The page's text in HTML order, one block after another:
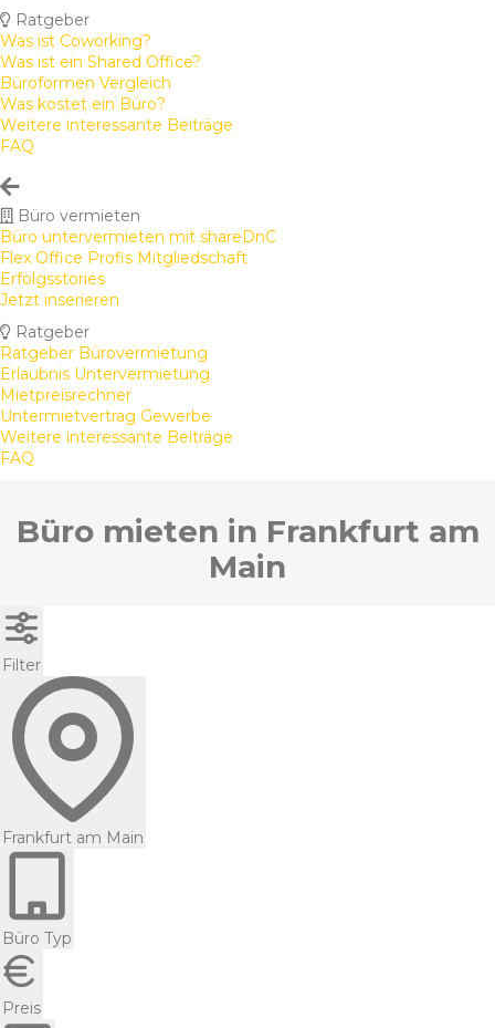
Ratgeber
Was ist Coworking?
Was ist ein Shared Office?
Büroformen Vergleich
Was kostet ein Büro?
Weitere interessante Beiträge
FAQ
Büro vermieten
Büro untervermieten mit shareDnC
Flex Office Profis Mitgliedschaft
Erfolgsstories
Jetzt inserieren
Ratgeber
Ratgeber Bürovermietung
Erlaubnis Untervermietung
Mietpreisrechner
Untermietvertrag Gewerbe
Weitere interessante Beiträge
FAQ
Büro mieten in Frankfurt am
Main
Filter
Frankfurt am Main
Büro Typ
Preis